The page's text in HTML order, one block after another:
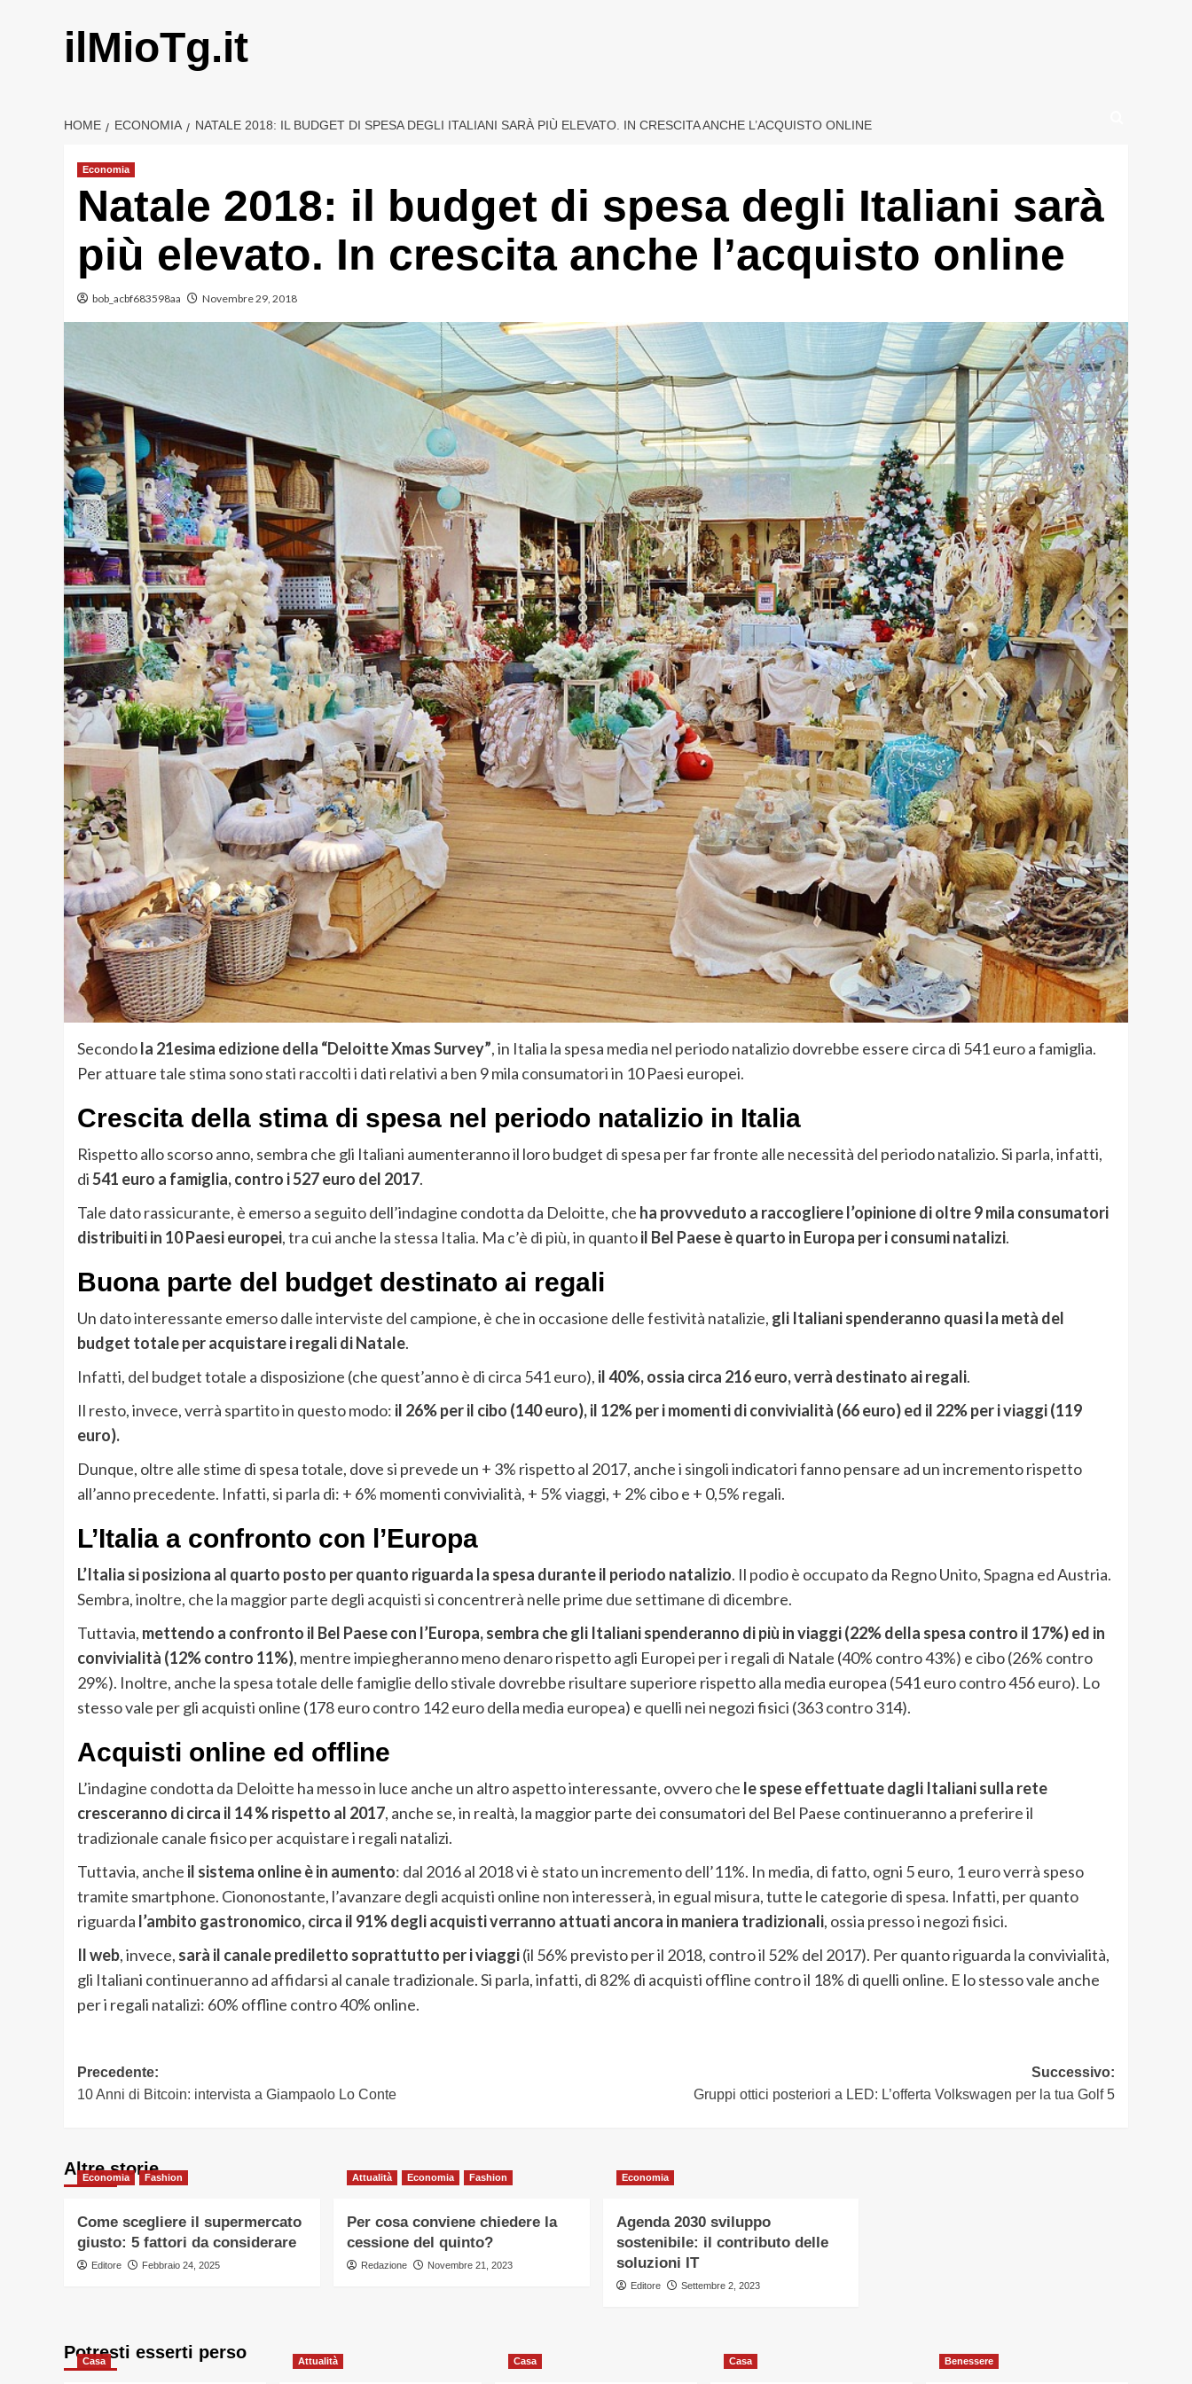
ilMioTg.it
HOME ECONOMIA NATALE 2018: IL BUDGET DI SPESA DEGLI ITALIANI SARÀ PIÙ ELEVATO. IN CRESCITA ANCHE L’ACQUISTO ONLINE
Economia
Natale 2018: il budget di spesa degli Italiani sarà
più elevato. In crescita anche l’acquisto online
bob_acbf683598aa Novembre 29, 2018
Secondola 21esima edizione della “Deloitte Xmas Survey”, in Italia la spesa media nel periodo natalizio dovrebbe essere circa di 541 euro a famiglia.
Per attuare tale stima sono stati raccolti i dati relativi a ben 9 mila consumatori in 10 Paesi europei.
Crescita della stima di spesa nel periodo natalizio in Italia
Rispetto allo scorso anno, sembra che gli Italiani aumenteranno il loro budget di spesa per far fronte alle necessità del periodo natalizio. Si parla, infatti,
di541 euro a famiglia, contro i 527 euro del 2017.
Tale dato rassicurante, è emerso a seguito dell’indagine condotta da Deloitte, che ha provveduto a raccogliere l’opinione di oltre 9 mila consumatori
distribuiti in 10 Paesi europei, tra cui anche la stessa Italia. Ma c’è di più, in quantoil Bel Paese è quarto in Europa per i consumi natalizi.
Buona parte del budget destinato ai regali
Un dato interessante emerso dalle interviste del campione, è che in occasione delle festività natalizie, gli Italiani spenderanno quasi la metà del
budget totale per acquistare i regali di Natale.
Infatti, del budget totale a disposizione (che quest’anno è di circa 541 euro), il 40%, ossia circa 216 euro, verrà destinato ai regali.
Il resto, invece, verrà spartito in questo modo: il 26% per il cibo (140 euro), il 12% per i momenti di convivialità (66 euro) ed il 22% per i viaggi (119
euro).
Dunque, oltre alle stime di spesa totale, dove si prevede un + 3% rispetto al 2017, anche i singoli indicatori fanno pensare ad un incremento rispetto
all’anno precedente. Infatti, si parla di: + 6% momenti convivialità, + 5% viaggi, + 2% cibo e + 0,5% regali.
L’Italia a confronto con l’Europa
L’Italia si posiziona al quarto posto per quanto riguarda la spesa durante il periodo natalizio. Il podio è occupato da Regno Unito, Spagna ed Austria.
Sembra, inoltre, che la maggior parte degli acquisti si concentrerà nelle prime due settimane di dicembre.
Tuttavia, mettendo a confronto il Bel Paese con l’Europa, sembra che gli Italiani spenderanno di più in viaggi (22% della spesa contro il 17%) ed in
convivialità (12% contro 11%), mentre impiegheranno meno denaro rispetto agli Europei per i regali di Natale (40% contro 43%) e cibo (26% contro
29%). Inoltre, anche la spesa totale delle famiglie dello stivale dovrebbe risultare superiore rispetto alla media europea (541 euro contro 456 euro). Lo
stesso vale per gli acquisti online (178 euro contro 142 euro della media europea) e quelli nei negozi fisici (363 contro 314).
Acquisti online ed offline
L’indagine condotta da Deloitte ha messo in luce anche un altro aspetto interessante, ovvero che le spese effettuate dagli Italiani sulla rete
cresceranno di circa il 14 % rispetto al 2017, anche se, in realtà, la maggior parte dei consumatori del Bel Paese continueranno a preferire il
tradizionale canale fisico per acquistare i regali natalizi.
Tuttavia, anche il sistema online è in aumento: dal 2016 al 2018 vi è stato un incremento dell’11%. In media, di fatto, ogni 5 euro, 1 euro verrà speso
tramite smartphone. Ciononostante, l’avanzare degli acquisti online non interesserà, in egual misura, tutte le categorie di spesa. Infatti, per quanto
riguarda l’ambito gastronomico, circa il 91% degli acquisti verranno attuati ancora in maniera tradizionali, ossia presso i negozi fisici.
Il web, invece, sarà il canale prediletto soprattutto per i viaggi(il 56% previsto per il 2018, contro il 52% del 2017). Per quanto riguarda la convivialità,
gli Italiani continueranno ad affidarsi al canale tradizionale. Si parla, infatti, di 82% di acquisti offline contro il 18% di quelli online. E lo stesso vale anche
per i regali natalizi: 60% offline contro 40% online.
Navigazione
articolo
Precedente:
10 Anni di Bitcoin: intervista a Giampaolo Lo Conte
Successivo:
Gruppi ottici posteriori a LED: L’offerta Volkswagen per la tua Golf 5
Altre storie
Economia Fashion
Come scegliere il supermercato
giusto: 5 fattori da considerare
Editore Febbraio 24, 2025
Attualità Economia Fashion
Per cosa conviene chiedere la
cessione del quinto?
Redazione Novembre 21, 2023
Economia
Agenda 2030 sviluppo
sostenibile: il contributo delle
soluzioni IT
Editore Settembre 2, 2023
Potresti esserti perso
Casa Attualità Casa Casa Benessere